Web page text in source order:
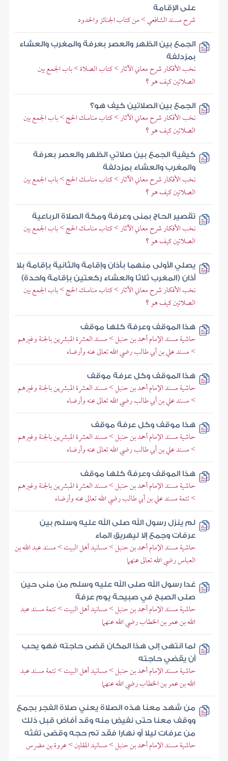
على الإقامة
شرح مسند الشافعي > من كتاب الجنائز والحدود
الجمع بين الظهر والعصر بعرفة والمغرب والعشاء
بمزدلفة
نخب الأفكار شرح معاني الآثار > كتاب الصلاة > باب الجمع بين
الصلاتين كيف هو ؟
الجمع بين الصلاتين كيف هو؟
نخب الأفكار شرح معاني الآثار > كتاب مناسك الحج > باب الجمع بين
الصلاتين كيف هو ؟
كيفية الجمع بين صلاتي الظهر والعصر بعرفة
والمغرب والعشاء بمزدلفة
نخب الأفكار شرح معاني الآثار > كتاب مناسك الحج > باب الجمع بين
الصلاتين كيف هو ؟
تقصير الحاج بمنى وعرفة ومكة الصلاة الرباعية
نخب الأفكار شرح معاني الآثار > كتاب مناسك الحج > باب الجمع بين
الصلاتين كيف هو ؟
يصلي الأولى منهما بأذان وإقامة والثانية بإقامة بلا
أذان (المغرب ثلاثا والعشاء ركعتين بإقامة واحدة)
نخب الأفكار شرح معاني الآثار > كتاب مناسك الحج > باب الجمع بين
الصلاتين كيف هو ؟
هذا الموقف وعرفة كلها موقف
حاشية مسند الإمام أحمد بن حنبل > مسند العشرة المبشرين بالجنة وغيرهم
> مسند علي بن أبي طالب رضي الله تعالى عنه وأرضاه
هذا الموقف وكل عرفة موقف
حاشية مسند الإمام أحمد بن حنبل > مسند العشرة المبشرين بالجنة وغيرهم
> مسند علي بن أبي طالب رضي الله تعالى عنه وأرضاه
هذا موقف وكل عرفة موقف
حاشية مسند الإمام أحمد بن حنبل > مسند العشرة المبشرين بالجنة وغيرهم
> مسند علي بن أبي طالب رضي الله تعالى عنه وأرضاه
هذا الموقف وعرفة كلها موقف
حاشية مسند الإمام أحمد بن حنبل > مسند العشرة المبشرين بالجنة وغيرهم
> تتمة مسند علي بن أبي طالب رضي الله تعالى عنه وأرضاه
لم ينزل رسول الله صلى الله عليه وسلم بين
عرفات وجمع إلا ليهريق الماء
حاشية مسند الإمام أحمد بن حنبل > مسانيد أهل البيت > مسند عبد الله بن
العباس رضي الله تعالى عنهما
غدا رسول الله صلى الله عليه وسلم من منى حين
صلى الصبح في صبيحة يوم عرفة
حاشية مسند الإمام أحمد بن حنبل > مسانيد أهل البيت > تتمة مسند عبد
الله بن عمر بن الخطاب رضي الله عنهما
لما انتهى إلى هذا المكان قضى حاجته فهو يحب
أن يقضي حاجته
حاشية مسند الإمام أحمد بن حنبل > مسانيد أهل البيت > تتمة مسند عبد
الله بن عمر بن الخطاب رضي الله عنهما
من شهد معنا هذه الصلاة يعني صلاة الفجر بجمع
ووقف معنا حتى نفيض منه وقد أفاض قبل ذلك
من عرفات ليلا أو نهارا فقد تم حجه وقضى تفثه
حاشية مسند الإمام أحمد بن حنبل > مسانيد المقلين > عروة بن مضرس